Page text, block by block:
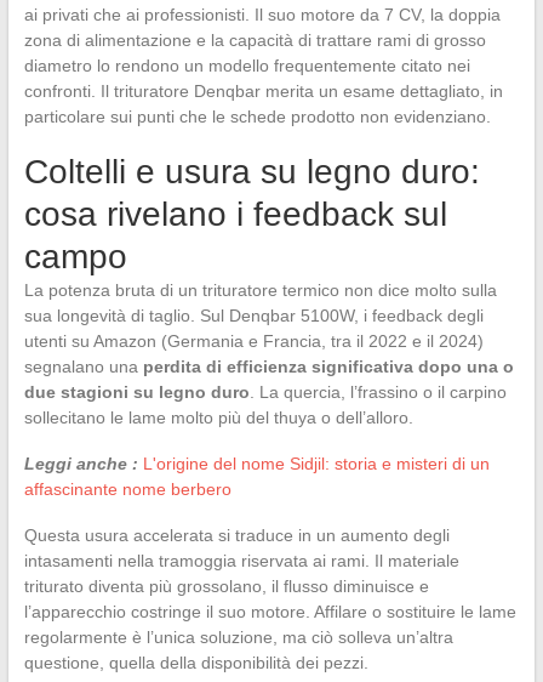
ai privati che ai professionisti. Il suo motore da 7 CV, la doppia
zona di alimentazione e la capacità di trattare rami di grosso
diametro lo rendono un modello frequentemente citato nei
confronti. Il trituratore Denqbar merita un esame dettagliato, in
particolare sui punti che le schede prodotto non evidenziano.
Coltelli e usura su legno duro:
cosa rivelano i feedback sul
campo
La potenza bruta di un trituratore termico non dice molto sulla
sua longevità di taglio. Sul Denqbar 5100W, i feedback degli
utenti su Amazon (Germania e Francia, tra il 2022 e il 2024)
segnalano una perdita di efficienza significativa dopo una o
due stagioni su legno duro . La quercia, l’frassino o il carpino
sollecitano le lame molto più del thuya o dell’alloro.
Leggi anche : L'origine del nome Sidjil: storia e misteri di un
affascinante nome berbero
Questa usura accelerata si traduce in un aumento degli
intasamenti nella tramoggia riservata ai rami. Il materiale
triturato diventa più grossolano, il flusso diminuisce e
l’apparecchio costringe il suo motore. Affilare o sostituire le lame
regolarmente è l’unica soluzione, ma ciò solleva un’altra
questione, quella della disponibilità dei pezzi.